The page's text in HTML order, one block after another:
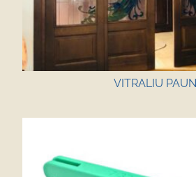
VITRALIU PAUNI